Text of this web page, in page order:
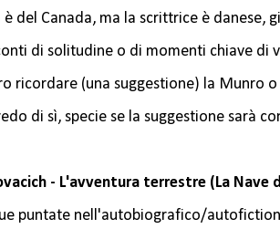
è del Canada, ma la scrittrice è danese,
di solitudine o di momenti chiave di
ricordare (una suggestione) la Munro
di sì, specie se la suggestione sarà
- L'avventura terrestre (La Nave
puntate nell'autobiografico/